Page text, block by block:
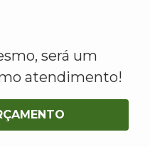
será um
atendimento!